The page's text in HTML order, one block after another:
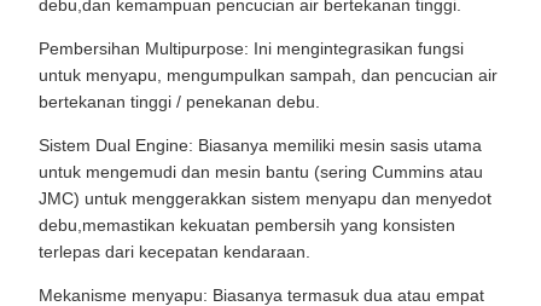
debu,dan kemampuan pencucian air bertekanan tinggi.
Pembersihan Multipurpose: Ini mengintegrasikan fungsi
untuk menyapu, mengumpulkan sampah, dan pencucian air
bertekanan tinggi / penekanan debu.
Sistem Dual Engine: Biasanya memiliki mesin sasis utama
untuk mengemudi dan mesin bantu (sering Cummins atau
JMC) untuk menggerakkan sistem menyapu dan menyedot
debu,memastikan kekuatan pembersih yang konsisten
terlepas dari kecepatan kendaraan.
Mekanisme menyapu: Biasanya termasuk dua atau empat